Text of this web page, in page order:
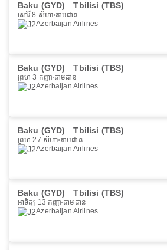
Baku (GYD) Tbilisi (TBS)
សៅរ៍ 8 សីហា តាមដាន
Azerbaijan Airlines
Baku (GYD) Tbilisi (TBS)
ព្រហ 3 កញ្ញា តាមដាន
Azerbaijan Airlines
Baku (GYD) Tbilisi (TBS)
ព្រហ 27 សីហា តាមដាន
Azerbaijan Airlines
Baku (GYD) Tbilisi (TBS)
អាទិត្យ 13 កញ្ញា តាមដាន
Azerbaijan Airlines